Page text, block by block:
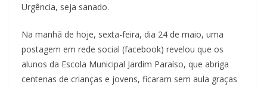
Urgência, seja sanado.
Na manhã de hoje, sexta-feira, dia 24 de maio, uma
postagem em rede social (facebook) revelou que os
alunos da Escola Municipal Jardim Paraíso, que abriga
centenas de crianças e jovens, ficaram sem aula graças